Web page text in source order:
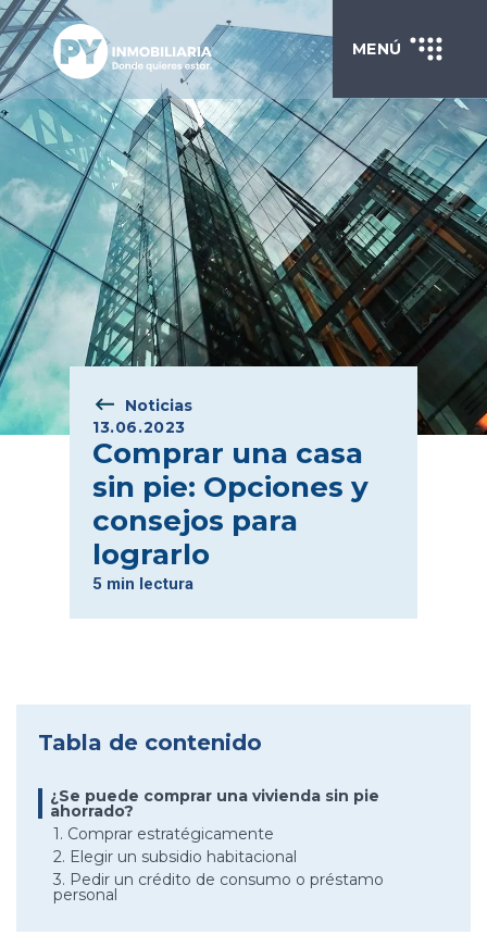
MENÚ
Noticias
13.06.2023
Comprar una casa
sin pie: Opciones y
consejos para
lograrlo
5 min lectura
Tabla de contenido
¿Se puede comprar una vivienda sin pie
ahorrado?
1. Comprar estratégicamente
2. Elegir un subsidio habitacional
3. Pedir un crédito de consumo o préstamo
personal